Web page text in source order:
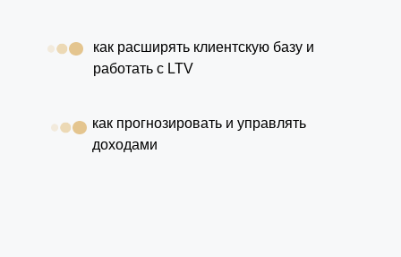
как расширять клиентскую базу и
работать с LTV
как прогнозировать и управлять
доходами